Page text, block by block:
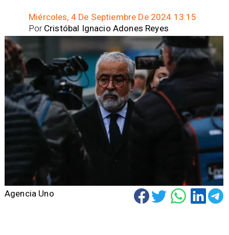
Miércoles, 4 De Septiembre De 2024 13:15
Cristóbal Ignacio Adones Reyes
Por
Agencia Uno